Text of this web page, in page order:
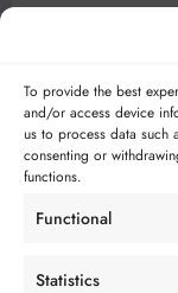
To provide the best
and/or access device
us to process data such
consenting or
functions.
Functional
Statistics
Serien
Technologie